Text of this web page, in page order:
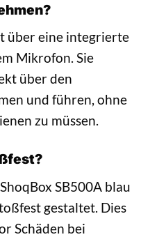
über eine integrierte
Mikrofon. Sie
über den
und führen, ohne
zu müssen.
SB500A blau
gestaltet. Dies
Schäden bei